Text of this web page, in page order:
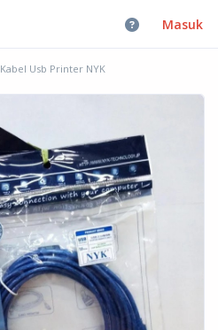
Masuk
Kabel Usb Printer NYK